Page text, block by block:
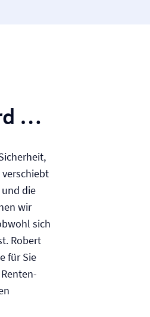
…
die
wir
sich
Robert
für Sie
Renten­